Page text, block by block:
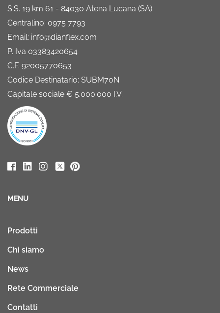
S.S. 19 km 61 - 84030 Atena Lucana (SA)
Centralino: 0975 7793
Email: info@dianflex.com
P. Iva 03383420654
C.F. 92005770653
Codice Destinatario: SUBM70N
Capitale sociale € 5.000.000 I.V.
MENU
Prodotti
Chi siamo
News
Rete Commerciale
Contatti